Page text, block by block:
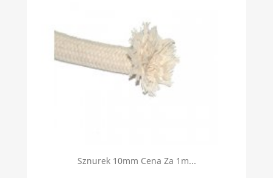
Sznurek 10mm Cena Za 1m...